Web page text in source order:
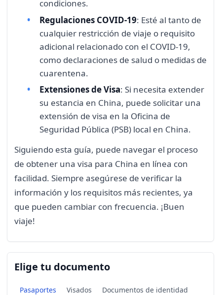
condiciones.
Regulaciones COVID-19: Esté al tanto de
cualquier restricción de viaje o requisito
adicional relacionado con el COVID-19,
como declaraciones de salud o medidas de
cuarentena.
Extensiones de Visa: Si necesita extender
su estancia en China, puede solicitar una
extensión de visa en la Oficina de
Seguridad Pública (PSB) local en China.
Siguiendo esta guía, puede navegar el proceso
de obtener una visa para China en línea con
facilidad. Siempre asegúrese de verificar la
información y los requisitos más recientes, ya
que pueden cambiar con frecuencia. ¡Buen
viaje!
Elige tu documento
Pasaportes Visados
Documentos de identidad